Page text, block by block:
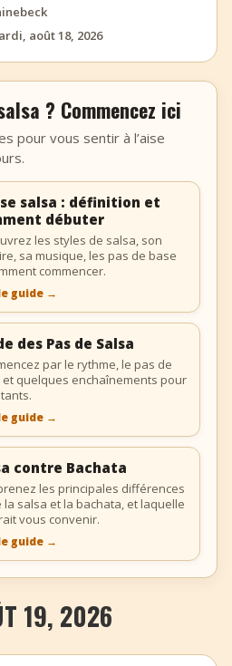
août 18, 2026
? Commencez ici
pour vous sentir à l’aise
salsa : définition et
débuter
les styles de salsa, son
sa musique, les pas de base
commencer.
guide →
des Pas de Salsa
par le rythme, le pas de
et quelques enchaînements pour
guide →
contre Bachata
les principales différences
la salsa et la bachata, et laquelle
vous convenir.
guide →
19, 2026